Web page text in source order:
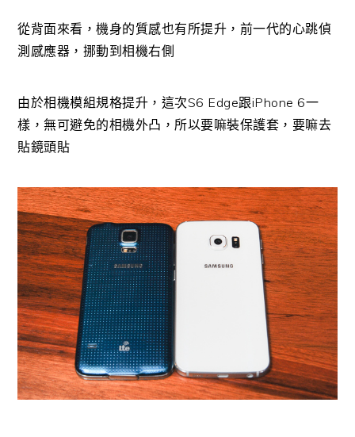
從背面來看，機身的質感也有所提升，前一代的心跳偵
測感應器，挪動到相機右側
由於相機模組規格提升，這次S6 Edge跟iPhone 6一
樣，無可避免的相機外凸，所以要嘛裝保護套，要嘛去
貼鏡頭貼